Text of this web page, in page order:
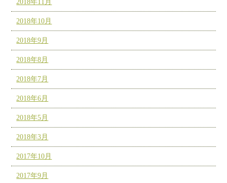
2018年11月
2018年10月
2018年9月
2018年8月
2018年7月
2018年6月
2018年5月
2018年3月
2017年10月
2017年9月